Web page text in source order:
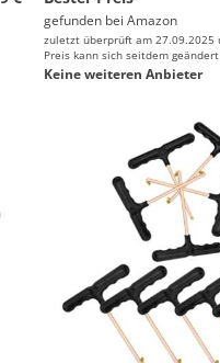
gefunden bei Amazon
zuletzt überprüft am 27.09.2025
Preis kann sich seitdem
Keine weiteren Anbieter